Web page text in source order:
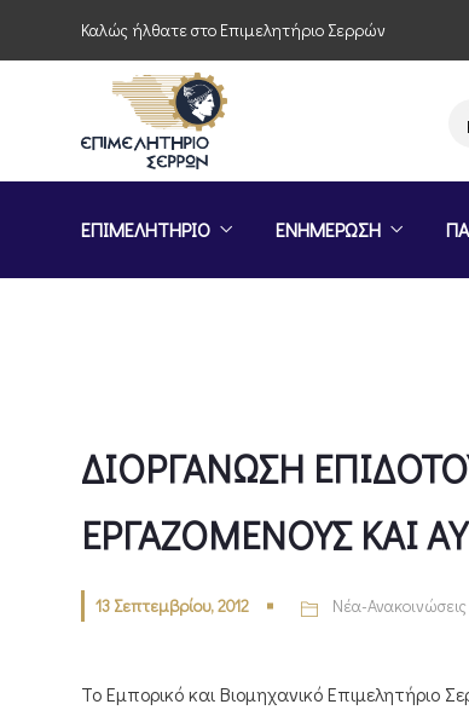
Καλώς ήλθατε στο Επιμελητήριο Σερρών
Παρέμβαση του
ΕΠΙΜΕΛΗΤΗΡΙΟ ΕΝΗΜΕΡΩΣΗ
ΔΙΟΡΓΑΝΩΣΗ
ΕΡΓΑΖΟΜΕΝΟΥΣ ΚΑΙ
13 Σεπτεμβρίου, 2012 Νέα-Ανακοινώσεις
Το Εμπορικό και Βιομηχανικό Επιμελητήριο